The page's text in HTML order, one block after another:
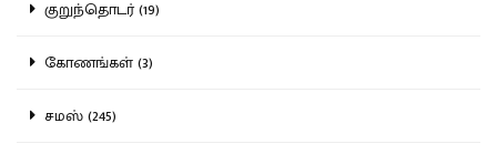
குறுந்தொடர் (19)
கோணங்கள் (3)
சமஸ் (245)